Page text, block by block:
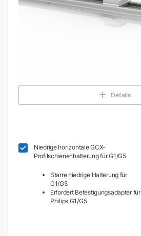
Details
Niedrige horizontale GCX-
Profilschienenhalterung für G1/G5
Starre niedrige Halterung für
G1/G5
Erfordert Befestigungsadapter für
Philips G1/G5